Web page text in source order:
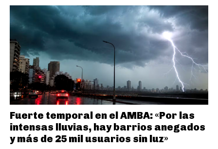
Fuerte temporal en el AMBA: «Por las
intensas lluvias, hay barrios anegados
y más de 25 mil usuarios sin luz»